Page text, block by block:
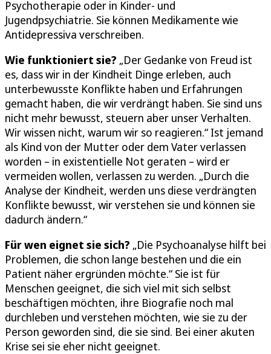
Psychotherapie oder in Kinder- und
Jugendpsychiatrie. Sie können Medikamente wie
Antidepressiva verschreiben.
Wie funktioniert sie? „Der Gedanke von Freud ist
es, dass wir in der Kindheit Dinge erleben, auch
unterbewusste Konflikte haben und Erfahrungen
gemacht haben, die wir verdrängt haben. Sie sind uns
nicht mehr bewusst, steuern aber unser Verhalten.
Wir wissen nicht, warum wir so reagieren.“ Ist jemand
als Kind von der Mutter oder dem Vater verlassen
worden – in existentielle Not geraten – wird er
vermeiden wollen, verlassen zu werden. „Durch die
Analyse der Kindheit, werden uns diese verdrängten
Konflikte bewusst, wir verstehen sie und können sie
dadurch ändern.“
Für wen eignet sie sich? „Die Psychoanalyse hilft bei
Problemen, die schon lange bestehen und die ein
Patient näher ergründen möchte.“ Sie ist für
Menschen geeignet, die sich viel mit sich selbst
beschäftigen möchten, ihre Biografie noch mal
durchleben und verstehen möchten, wie sie zu der
Person geworden sind, die sie sind. Bei einer akuten
Krise sei sie eher nicht geeignet.